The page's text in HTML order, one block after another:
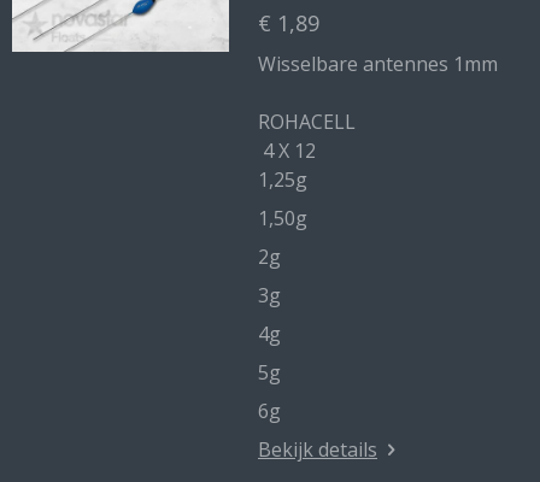
€ 1,89
Wisselbare antennes 1mm
ROHACELL
4 X 12
1,25g
1,50g
2g
3g
4g
5g
6g
Bekijk details